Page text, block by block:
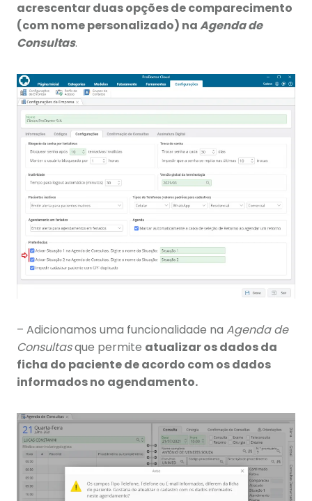
acrescentar duas opções de comparecimento
(com nome personalizado) naAgenda de
Consultas.
– Adicionamos uma funcionalidade na Agenda de
Consultasque permite atualizar os dados da
ficha do paciente de acordo com os dados
informados no agendamento.